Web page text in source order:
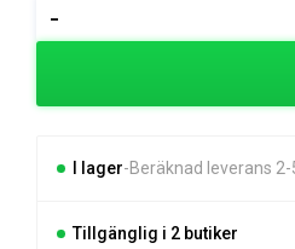
var:
399 kr.
är:
375 kr.
-
Comfort
I lager Beräknad leverans
Tillgänglig i 2 butiker